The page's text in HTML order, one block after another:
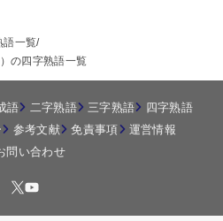
語一覧
の四字熟語一覧
語 二字熟語 三字熟語
四字熟語
参考文献 免責事項
運営情報
問い合わせ